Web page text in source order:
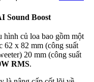
Sound Boost
hình củ loa bao gồm một
62 x 82 mm (công suất
20 mm (công suất
RMS.